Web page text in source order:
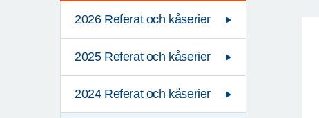
2026 Referat och kåserier
2025 Referat och kåserier
2024 Referat och kåserier